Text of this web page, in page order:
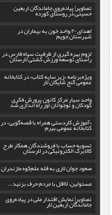
تصاویر| پیاده‌روی جاماندگان اربعین
حسینی در روستای کورده
اهدای ۲۰ واحد خون به بیماران درشهرستان جویم
لزوم بهره‌ گیری از ظرفیت سپاه فارس در
راستای توسعه ورزش کشتی لارستان
ویژه‌برنامه «زیر سایه کتاب» در کتابخانه
عمومی گنج شایگان لار
واحد سیار مرکز کانون پرورش فکری
کودکان و نوجوانان اوز راه اندازی شد
«آموزش کاردستی همراه با قصه‌گویی» در
کتابخانه عمومی بیرم
تسویه حساب با فروشندگان همکار طرح
کالابرگ الکترونیکی در لارستان
صعود جوان لاری به قله علم‌کوه مازندران
مسئولین، لااقل با مردم حرف بزنید…
تصاویر| نمایش اقتدار ملی در پیاده‌روی
جاماندگان اربعین لار